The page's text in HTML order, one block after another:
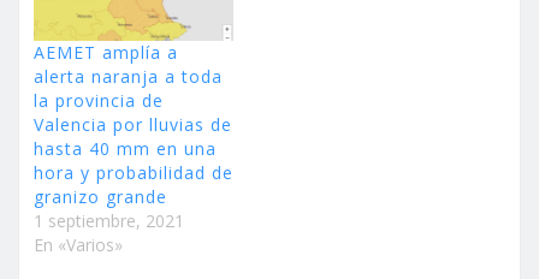
AEMET amplía a
alerta naranja a toda
la provincia de
Valencia por lluvias de
hasta 40 mm en una
hora y probabilidad de
granizo grande
1 septiembre, 2021
En «Varios»